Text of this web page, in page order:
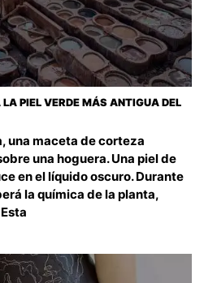
PIEL VERDE MÁS ANTIGUA DEL
una maceta de corteza
una hoguera. Una piel de
en el líquido oscuro. Durante
la química de la planta,